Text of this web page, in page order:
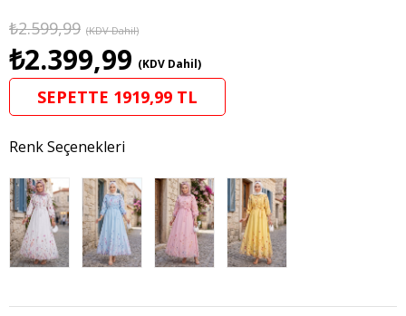
₺2.599,99 (KDV Dahil)
₺2.399,99 (KDV Dahil)
SEPETTE 1919,99 TL
Renk Seçenekleri